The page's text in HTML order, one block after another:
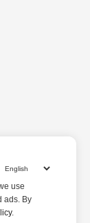
use
ads. By
.